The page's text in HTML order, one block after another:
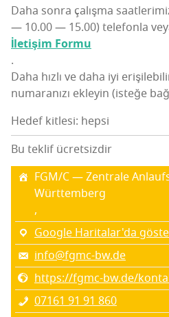
Daha son­ra çalış­ma
— 10.00 — 15.00) tele­fon­la
İlet­iş­im Formu
.
Daha hız­lı ve daha iyi
numa­ra­nı­zı ekle­yin (iste­ğe
Hedef kitlesi: hepsi
Bu teklif ücretsizdir
FGM/C — Zent­ra­le
Württemberg
,
Google Haritalar'da
info@fgmc-bw.de
https://fgmc-bw.de/
07161 91 91 860